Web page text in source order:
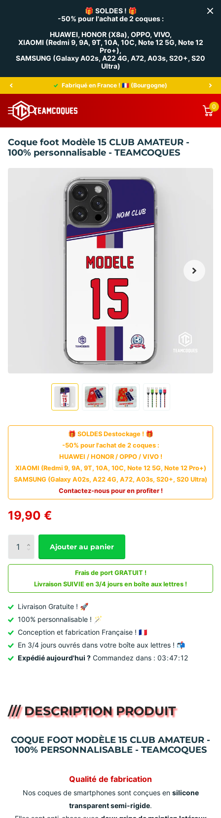
🎁 SOLDES ! 🎁
-50% pour l'achat de 2 coques :
HUAWEI, HONOR (X8a), OPPO, VIVO,
XIAOMI (Redmi 9, 9A, 9T, 10A, 10C, Note 12 5G, Note 12
Pro+),
SAMSUNG (Galaxy A02s, A22 4G, A72, A03s, S20+, S20
Ultra)
Fabriqué en France ! 🇫🇷 (Bourgogne)
0
Coque foot Modèle 15 CLUB AMATEUR -
100% personnalisable - TEAMCOQUES
🎁 SOLDES Destockage ! 🎁
-50% pour l'achat de 2 coques :
HUAWEI / HONOR / OPPO / VIVO !
XIAOMI (Redmi 9, 9A, 9T, 10A, 10C, Note 12 5G, Note 12 Pro+)
SAMSUNG (Galaxy A02s, A22 4G, A72, A03s, S20+, S20 Ultra)
Contactez-nous pour en profiter !
19,90 €
Ajouter au panier
Frais de port GRATUIT !
Livraison SUIVIE en 3/4 jours en boîte aux lettres !
Livraison Gratuite ! 🚀
100% personnalisable ! 🪄
Conception et fabrication Française ! 🇫🇷
En 3/4 jours ouvrés dans votre boîte aux lettres ! 📬
Expédié aujourd'hui ? Commandez dans : 03 47 10
/// DESCRIPTION PRODUIT
COQUE FOOT MODÈLE 15 CLUB AMATEUR -
100% PERSONNALISABLE - TEAMCOQUES
Qualité de fabrication
Nos coques de smartphones sont conçues en silicone
transparent semi-rigide.